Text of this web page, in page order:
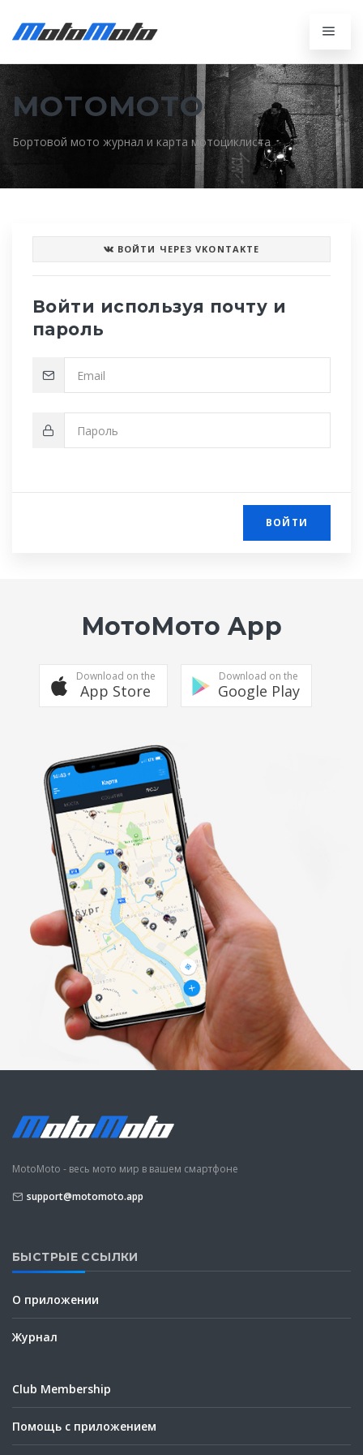
MOTOMOTO
Бортовой мото журнал и карта мотоциклиста
ВОЙТИ ЧЕРЕЗ VKONTAKTE
Войти используя почту и
пароль
ВОЙТИ
МотоМото App
Download on the
App Store
Download on the
Google Play
MotoMoto - весь мото мир в вашем смартфоне
support@motomoto.app
БЫСТРЫЕ ССЫЛКИ
О приложении
Журнал
Club Membership
Помощь с приложением